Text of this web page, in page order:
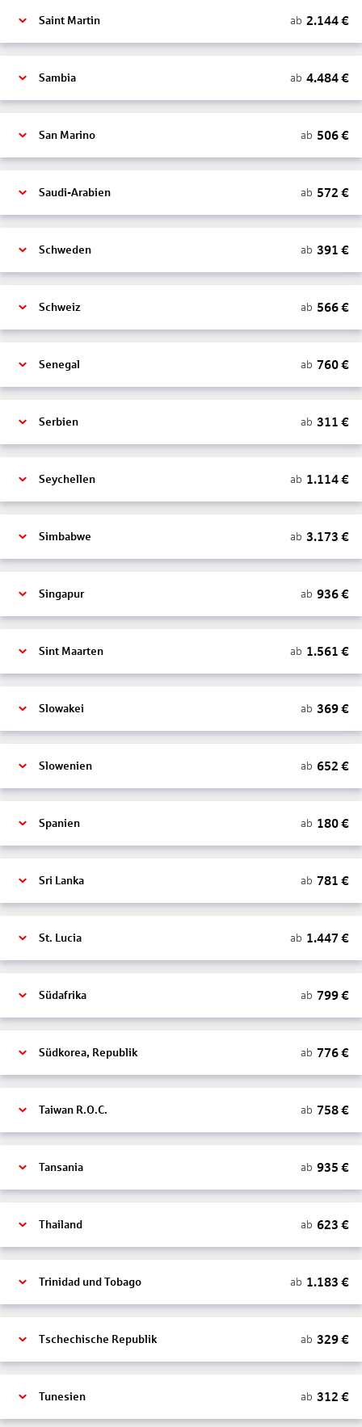
Saint Martin ab 2.144€
Sambia ab 4.484€
San Marino ab 506€
Saudi-Arabien ab 572 €
Schweden ab 391 €
Schweiz ab 566€
Senegal ab 760€
Serbien ab 311 €
Seychellen ab 1.114€
Simbabwe ab 3.173 €
Singapur ab 936€
Sint Maarten ab 1.561 €
Slowakei ab 369€
Slowenien ab 652 €
Spanien ab 180€
Sri Lanka ab 781 €
St. Lucia ab 1.447 €
Südafrika ab 799€
Südkorea, Republik ab 776€
Taiwan R.O.C. ab 758€
Tansania ab 935 €
Thailand ab 623 €
Trinidad und Tobago ab 1.183 €
Tschechische Republik ab 329€
Tunesien ab 312 €